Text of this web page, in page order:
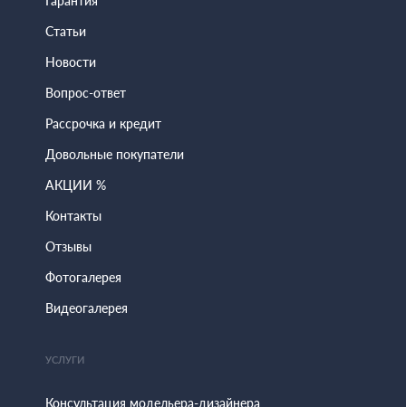
Статьи
Новости
Вопрос-ответ
Рассрочка и кредит
Довольные покупатели
АКЦИИ %
Контакты
Отзывы
Фотогалерея
Видеогалерея
УСЛУГИ
Консультация модельера-дизайнера